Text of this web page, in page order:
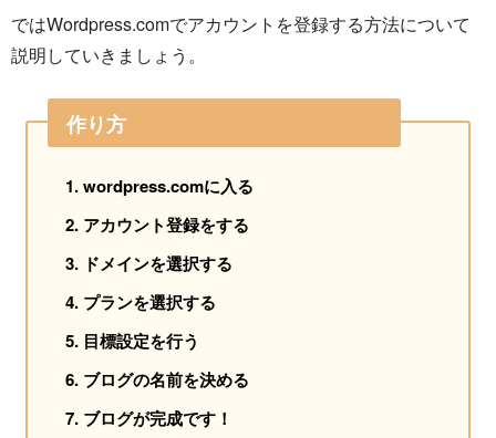
ではWordpress.comでアカウントを登録する方法について
説明していきましょう。
作り方
wordpress.comに入る
アカウント登録をする
ドメインを選択する
プランを選択する
目標設定を行う
ブログの名前を決める
ブログが完成です！